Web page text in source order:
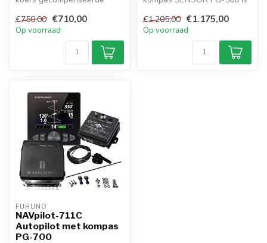
innovatieve elekt...
€750,00 €710,00
Op voorraad
onderhouds...
€1.205,00 €1.175,00
Op voorraad
FURUNO
NAVpilot-711C
Autopilot met kompas
PG-700